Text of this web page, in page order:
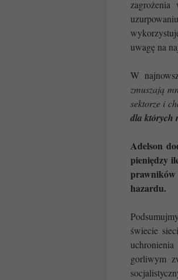
uwagę na
W
zmuszają
sektorze i
dla których
Adelson
pieniędzy
prawników
hazardu.
świecie
gorliwym